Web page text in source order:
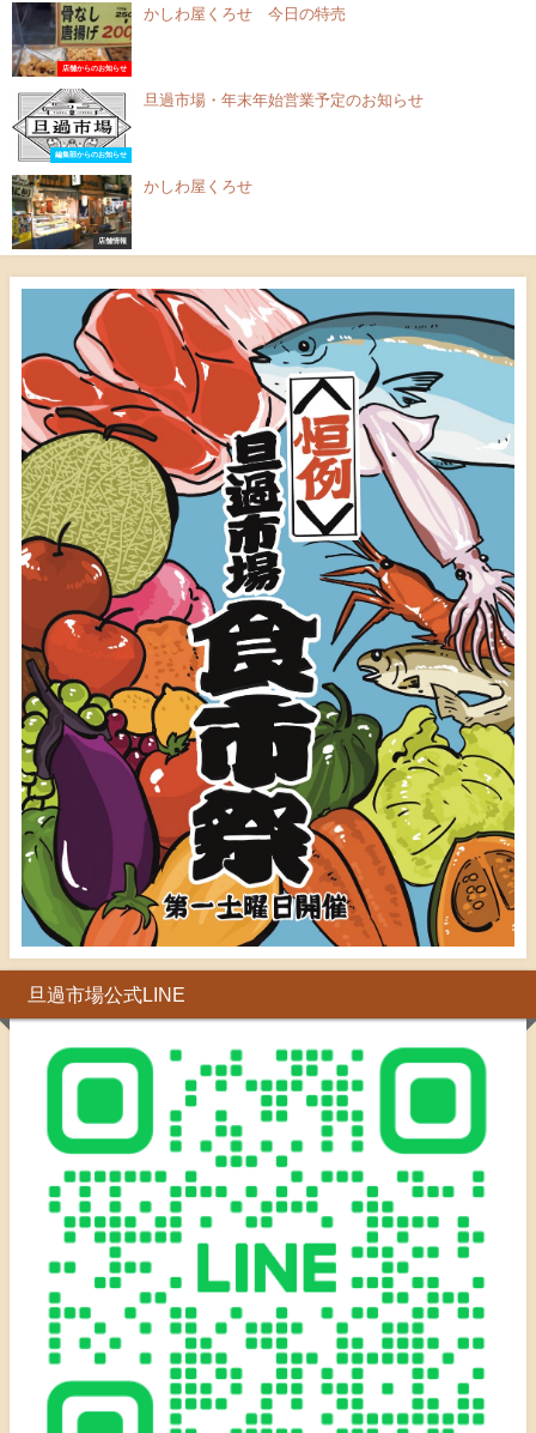
店舗からのお知らせ
かしわ屋くろせ 今日の特売
編集部からのお知らせ
旦過市場・年末年始営業予定のお知らせ
店舗情報
かしわ屋くろせ
旦過市場公式LINE